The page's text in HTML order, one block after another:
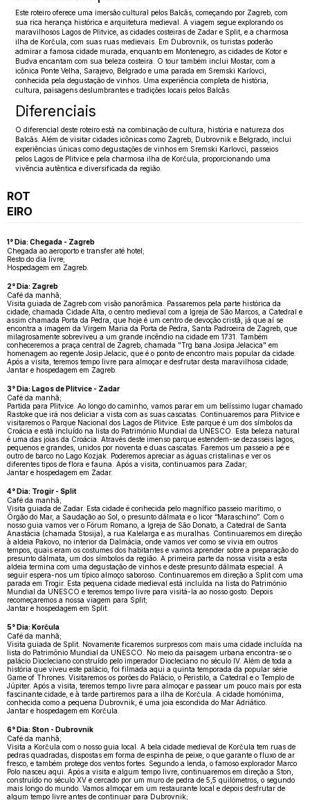
Este roteiro oferece uma imersão cultural pelos Balcãs, começando por Zagreb, com
sua rica herança histórica e arquitetura medieval. A viagem segue explorando os
maravilhosos Lagos de Plitvice, as cidades costeiras de Zadar e Split, e a charmosa
ilha de Korčula, com suas ruas medievais. Em Dubrovnik, os turistas poderão
admirar a famosa cidade murada, enquanto em Montenegro, as cidades de Kotor e
Budva encantam com sua beleza costeira. O tour também inclui Mostar, com a
icônica Ponte Velha, Sarajevo, Belgrado e uma parada em Sremski Karlovci,
conhecida pela degustação de vinhos. Uma experiência completa de história,
cultura, paisagens deslumbrantes e tradições locais pelos Balcãs.
Diferenciais
O diferencial deste roteiro está na combinação de cultura, história e natureza dos
Balcãs. Além de visitar cidades icônicas como Zagreb, Dubrovnik e Belgrado, inclui
experiências únicas como degustações de vinhos em Sremski Karlovci, passeios
pelos Lagos de Plitvice e pela charmosa ilha de Korčula, proporcionando uma
vivência autêntica e diversificada da região.
ROT
EIRO
1° Dia: Chegada - Zagreb
Chegada ao aeroporto e transfer até hotel;
Resto do dia livre;
Hospedagem em Zagreb.
2° Dia: Zagreb
Café da manhã;
Visita guiada de Zagreb com visão panorâmica. Passaremos pela parte histórica da
cidade, chamada Cidade Alta, o centro medieval com a Igreja de São Marcos, a Catedral e
assim chamada Porta da Pedra, que hoje é um centro de devoção cristã, já que aí se
encontra a imagem da Virgem Maria da Porta de Pedra, Santa Padroeira de Zagreb, que
milagrosamente sobreviveu a um grande incêndio na cidade em 1731. Também
conheceremos a praça central de Zagreb, chamada "Trg bana Josipa Jelacica" em
homenagem ao regente Josip Jelacic, que é o ponto de encontro mais popular da cidade.
Após a visita, teremos tempo livre para almoçar e desfrutar desta maravilhosa cidade;
Jantar e hospedagem em Zagreb.
3° Dia: Lagos de Plitvice - Zadar
Café da manhã;
Partida para Plitvice. Ao longo do caminho, vamos parar em um belíssimo lugar chamado
Rastoke que irá nos deliciar a vista com as suas cascatas. Continuaremos para Plitvice e
visitaremos o Parque Nacional dos Lagos de Plitvice. Este parque é um dos símbolos da
Croácia e está incluído na lista do Património Mundial da UNESCO. Esta beleza natural
é uma das joias da Croácia. Através deste imenso parque estendem-se dezasseis lagos,
pequenos e grandes, unidos por noventa e duas cascatas. Faremos um passeio a pé e
outro de barco no Lago Kozjak. Poderemos apreciar as águas cristalinas e ver os
diferentes tipos de flora e fauna. Após a visita, continuamos para Zadar;
Jantar e hospedagem em Zadar.
4° Dia: Trogir - Split
Café da manhã;
Visita guiada de Zadar. Esta cidade é conhecida pelo magnífico passeio marítimo, o
Órgão do Mar, a Saudação ao Sol, o presunto dálmata e o licor “Maraschino”. Com o
nosso guia vamos ver o Fórum Romano, a Igreja de São Donato, a Catedral de Santa
Anastácia (chamada Stosija), a rua Kalelarga e as muralhas. Continuaremos em direção
à aldeia Pakovo, no interior da Dalmácia, onde vamos ver como se vivia em outros
tempos, quais eram os costumes dos habitantes e vamos aprender sobre a preparação do
presunto dálmata, um dos símbolos da região. A primeira parte da nossa visita a esta
aldeia termina com uma degustação de vinhos e deste presunto dálmata especial. A
seguir espera-nos um típico almoço saboroso. Continuaremos em direção a Split com uma
parada em Trogir. Esta pequena cidade medieval está incluída na lista do Património
Mundial da UNESCO e teremos tempo livre para visitá-la ao nosso gosto. Depois
recomeçaremos a nossa viagem para Split;
Jantar e hospedagem em Split.
5° Dia: Korčula
Café da manhã;
Visita guiada de Split. Novamente ficaremos surpresos com mais uma cidade incluída na
lista do Patrimônio Mundial da UNESCO. No meio da paisagem urbana encontra-se o
palácio Diocleciano construído pelo imperador Diocleciano no século IV. Além de toda a
história que viveu este palácio, foi filmada aqui a quinta temporada da popular série
Game of Thrones. Visitaremos os porões do Palácio, o Peristilo, a Catedral e o Templo de
Júpiter. Após a visita, teremos tempo livre para almoçar e passear um pouco mais por esta
fascinante cidade, e à tarde partiremos para a ilha de Korčula. A cidade homónima,
conhecida como a pequena Dubrovnik, é uma joia escondida do Mar Adriático.
Jantar e hospedagem em Korčula.
6° Dia: Ston - Dubrovnik
Café da manhã;
Visita a Korčula com o nosso guia local. A bela cidade medieval de Korčula tem ruas de
pedras quadradas, dispostas em forma de espinha de peixe, o que garante o fluxo de ar
fresco, e também protege dos ventos fortes. Segundo a lenda, o famoso explorador Marco
Polo nasceu aqui. Após a visita e algum tempo livre, continuaremos em direção a Ston,
construído no século XV e cercado por um muro de pedra de 5,5 quilómetros, o segundo
mais longo do mundo. Vamos almoçar em um restaurante local e depois desfrutar de
algum tempo livre antes de continuar para Dubrovnik;